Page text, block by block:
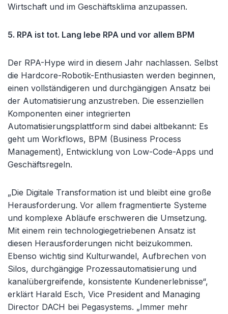
Wirtschaft und im Geschäftsklima anzupassen.
5. RPA ist tot. Lang lebe RPA und vor allem BPM
Der RPA-Hype wird in diesem Jahr nachlassen. Selbst
die Hardcore-Robotik-Enthusiasten werden beginnen,
einen vollständigeren und durchgängigen Ansatz bei
der Automatisierung anzustreben. Die essenziellen
Komponenten einer integrierten
Automatisierungsplattform sind dabei altbekannt: Es
geht um Workflows, BPM (Business Process
Management), Entwicklung von Low-Code-Apps und
Geschäftsregeln.
„Die Digitale Transformation ist und bleibt eine große
Herausforderung. Vor allem fragmentierte Systeme
und komplexe Abläufe erschweren die Umsetzung.
Mit einem rein technologiegetriebenen Ansatz ist
diesen Herausforderungen nicht beizukommen.
Ebenso wichtig sind Kulturwandel, Aufbrechen von
Silos, durchgängige Prozessautomatisierung und
kanalübergreifende, konsistente Kundenerlebnisse“,
erklärt Harald Esch, Vice President and Managing
Director DACH bei Pegasystems. „Immer mehr